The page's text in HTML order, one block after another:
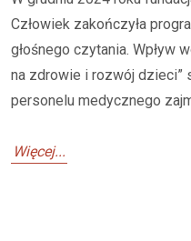
Człowiek zakończyła
głośnego czytania. Wpływ
na zdrowie i rozwój dzieci”
personelu medycznego
Więcej...